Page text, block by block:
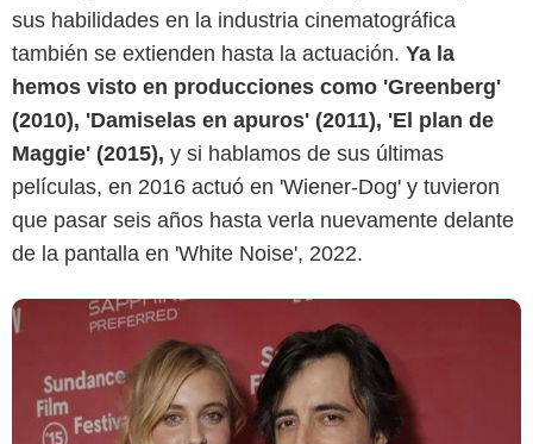
sus habilidades en la industria cinematográfica
también se extienden hasta la actuación. Ya la
hemos visto en producciones como 'Greenberg'
(2010), 'Damiselas en apuros' (2011), 'El plan de
Maggie' (2015), y si hablamos de sus últimas
películas, en 2016 actuó en 'Wiener-Dog' y tuvieron
que pasar seis años hasta verla nuevamente delante
de la pantalla en 'White Noise', 2022.